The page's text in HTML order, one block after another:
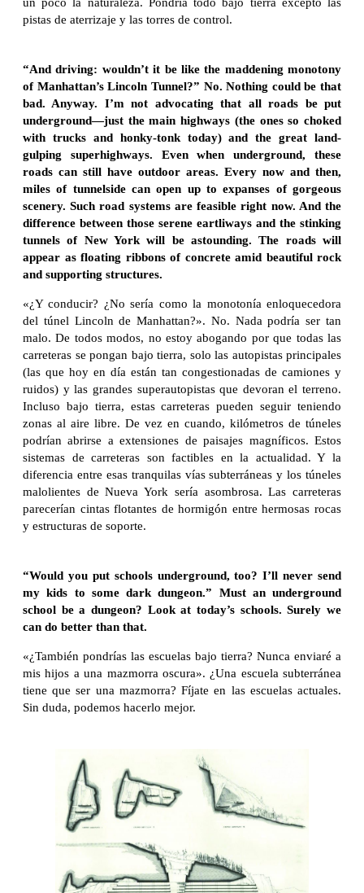
pistas de aterrizaje y las torres de control.
“And driving: wouldn’t it be like the maddening monotony
of Manhattan’s Lincoln Tunnel?” No. Nothing could be that
bad. Anyway. I’m not advocating that all roads be put
underground—just the main highways (the ones so choked
with trucks and honky-tonk today) and the great land-
gulping superhighways. Even when underground, these
roads can still have outdoor areas. Every now and then,
miles of tunnelside can open up to expanses of gorgeous
scenery. Such road systems are feasible right now. And the
difference between those serene eartliways and the stinking
tunnels of New York will be astounding. The roads will
appear as floating ribbons of concrete amid beautiful rock
and supporting structures.
«¿Y conducir? ¿No sería como la monotonía enloquecedora
del túnel Lincoln de Manhattan?». No. Nada podría ser tan
malo. De todos modos, no estoy abogando por que todas las
carreteras se pongan bajo tierra, solo las autopistas principales
(las que hoy en día están tan congestionadas de camiones y
ruidos) y las grandes superautopistas que devoran el terreno.
Incluso bajo tierra, estas carreteras pueden seguir teniendo
zonas al aire libre. De vez en cuando, kilómetros de túneles
podrían abrirse a extensiones de paisajes magníficos. Estos
sistemas de carreteras son factibles en la actualidad. Y la
diferencia entre esas tranquilas vías subterráneas y los túneles
malolientes de Nueva York sería asombrosa. Las carreteras
parecerían cintas flotantes de hormigón entre hermosas rocas
y estructuras de soporte.
“Would you put schools underground, too? I’ll never send
my kids to some dark dungeon.” Must an underground
school be a dungeon? Look at today’s schools. Surely we
can do better than that.
«¿También pondrías las escuelas bajo tierra? Nunca enviaré a
mis hijos a una mazmorra oscura». ¿Una escuela subterránea
tiene que ser una mazmorra? Fíjate en las escuelas actuales.
Sin duda, podemos hacerlo mejor.